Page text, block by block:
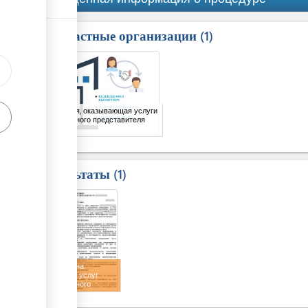
Причастные организации 1
Компания, оказывающая услуги
таможенного представителя
Результаты 1
Договор на
оказание услуг
таможенного
представителя